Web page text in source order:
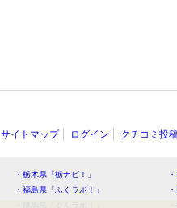
サイトマップ ログイン クチコミ投
・栃木県「栃ナビ！」
・福島県「ふくラボ！」